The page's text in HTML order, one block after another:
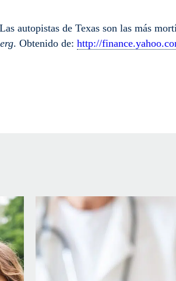
autopistas de Texas son las más
. Obtenido de: http://